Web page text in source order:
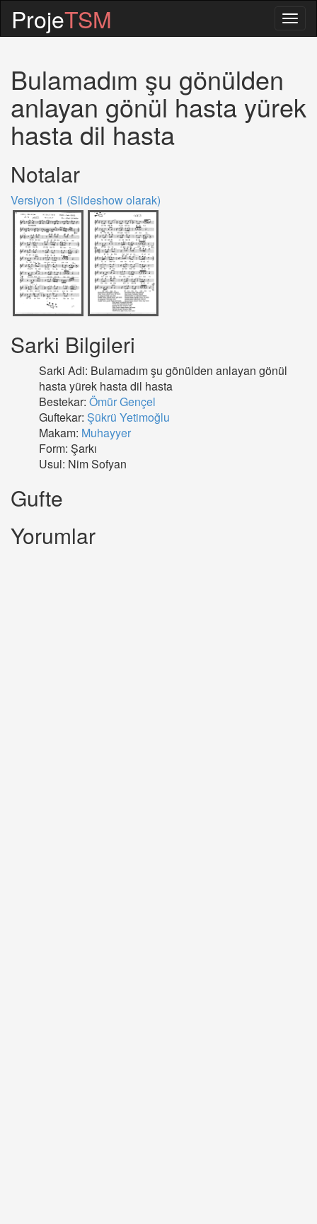
ProjeTSM
Bulamadım şu gönülden
anlayan gönül hasta yürek
hasta dil hasta
Notalar
Versiyon 1 (Slideshow olarak)
Sarki Bilgileri
Sarki Adi: Bulamadım şu gönülden anlayan gönül
hasta yürek hasta dil hasta
Bestekar: Ömür Gençel
Guftekar: Şükrü Yetimoğlu
Makam: Muhayyer
Form: Şarkı
Usul: Nim Sofyan
Gufte
Yorumlar